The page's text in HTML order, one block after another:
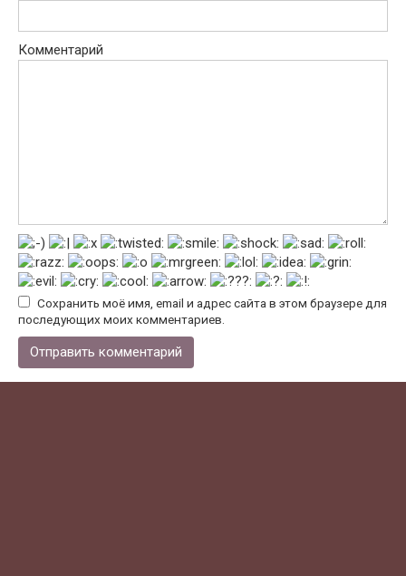
Комментарий
Сохранить моё имя, email и адрес сайта в этом браузере для
последующих моих комментариев.